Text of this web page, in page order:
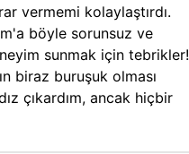
vermemi kolaylaştırdı.
böyle sorunsuz ve
sunmak için tebrikler!
biraz buruşuk olması
çıkardım, ancak hiçbir